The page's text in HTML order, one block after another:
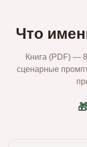
Что
Книга (PDF) —
сценарные